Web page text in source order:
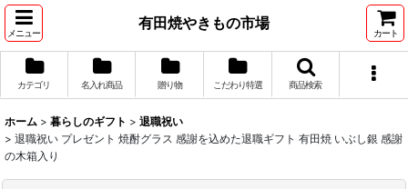
メニュー
有田焼やきもの市場
カート
カテゴリ 名入れ商品 贈り物 こだわり特選 商品検索
ホーム > 暮らしのギフト > 退職祝い
> 退職祝い プレゼント 焼酎グラス 感謝を込めた退職ギフト 有田焼 いぶし銀 感謝
の木箱入り